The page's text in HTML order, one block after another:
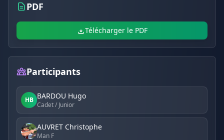
PDF
Télécharger le PDF
Participants
HB BARDOU Hugo
Cadet / Junior
AUVRET Christophe
Man F